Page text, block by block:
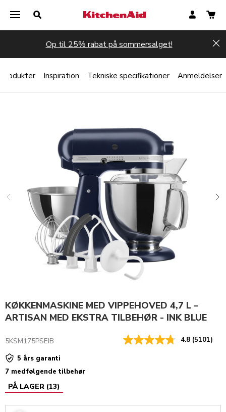
Op til 25% rabat på sommersalget!
KØKKENMASKINE MED VIPPEHOVED 4,7 L –
ARTISAN MED EKSTRA TILBEHØR - INK BLUE
5KSM175PSEIB 4.8 (5101)
5 års garanti
7 medfølgende tilbehør
PÅ LAGER (13)
Inspiration Tekniske specifikationer Anmeldelser